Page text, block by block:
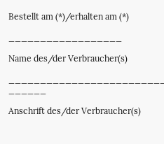
Bestellt am (*)/erhalten am (*)
Name des/der Verbraucher(s)
Anschrift des/der Verbraucher(s)